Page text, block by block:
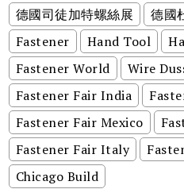
德國司徒加特螺絲展
德國
Fastener
Hand Tool
Fastener World
Wire
Fastener Fair India
Fastener Fair Mexico
Fastener Fair Italy
Chicago Build